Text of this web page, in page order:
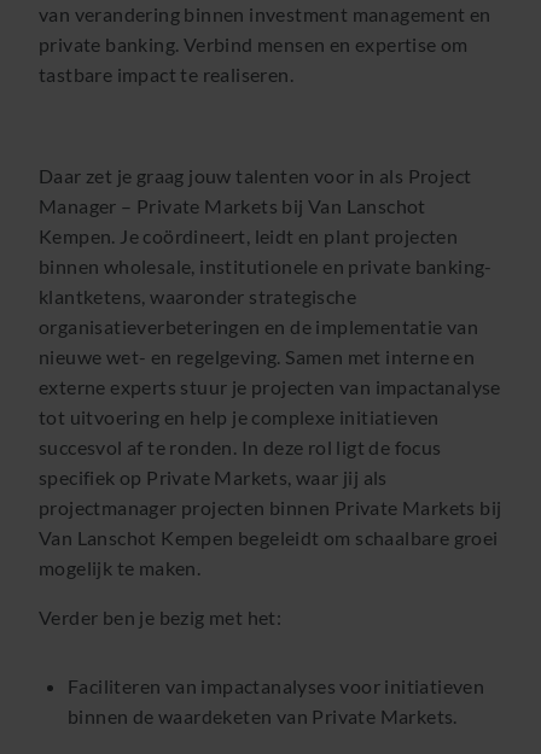
van verandering binnen investment management en
private banking. Verbind mensen en expertise om
tastbare impact te realiseren.
Daar zet je graag jouw talenten voor in als Project
Manager – Private Markets bij Van Lanschot
Kempen. Je coördineert, leidt en plant projecten
binnen wholesale, institutionele en private banking-
klantketens, waaronder strategische
organisatieverbeteringen en de implementatie van
nieuwe wet- en regelgeving. Samen met interne en
externe experts stuur je projecten van impactanalyse
tot uitvoering en help je complexe initiatieven
succesvol af te ronden. In deze rol ligt de focus
specifiek op Private Markets, waar jij als
projectmanager projecten binnen Private Markets bij
Van Lanschot Kempen begeleidt om schaalbare groei
mogelijk te maken.
Verder ben je bezig met het:
Faciliteren van impactanalyses voor initiatieven
binnen de waardeketen van Private Markets.